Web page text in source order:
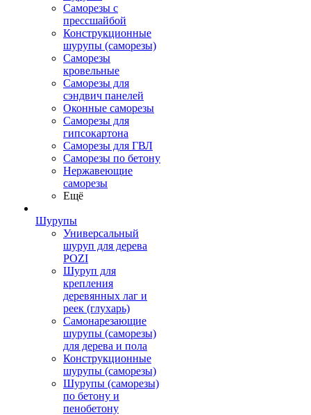
Саморезы с
прессшайбой
Конструкционные
шурупы (саморезы)
Саморезы
кровельные
Саморезы для
сэндвич панелей
Оконные саморезы
Саморезы для
гипсокартона
Саморезы для ГВЛ
Саморезы по бетону
Нержавеющие
саморезы
Ещё
Шурупы
Универсальный
шуруп для дерева
POZI
Шуруп для
крепления
деревянных лаг и
реек (глухарь)
Самонарезающие
шурупы (саморезы)
для дерева и пола
Конструкционные
шурупы (саморезы)
Шурупы (саморезы)
по бетону и
пенобетону